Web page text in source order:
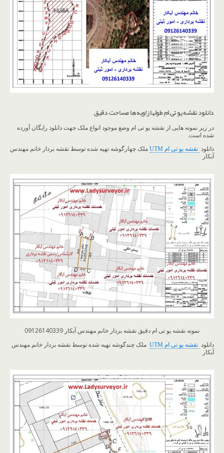
دانلود نقشه یو تی ام طولها زاویه ها مساحت دقیق
در زیر نمونه هایی از نقشه یو تی ام وضع موجود انواع ملک جهت دانلود رایگان آورده
شده است.
دانلود نقشه یو تی ام UTM
ملک چهارگوشه تهیه شده توسط نقشه بردار خانم مهندس
آبکار
نمونه نقشه یو تی ام دقیق نقشه بردار خانم مهندس آبکار 09126140339
دانلود نقشه یو تی ام UTM
ملک چندگوشه تهیه شده توسط نقشه بردار خانم مهندس
آبکار